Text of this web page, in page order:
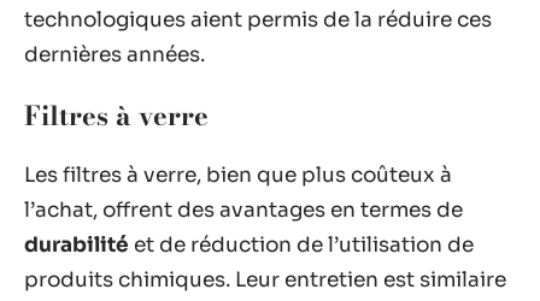
technologiques aient permis de la réduire ces
dernières années.
Filtres à verre
Les filtres à verre, bien que plus coûteux à
l’achat, offrent des avantages en termes de
durabilité et de réduction de l’utilisation de
produits chimiques. Leur entretien est similaire